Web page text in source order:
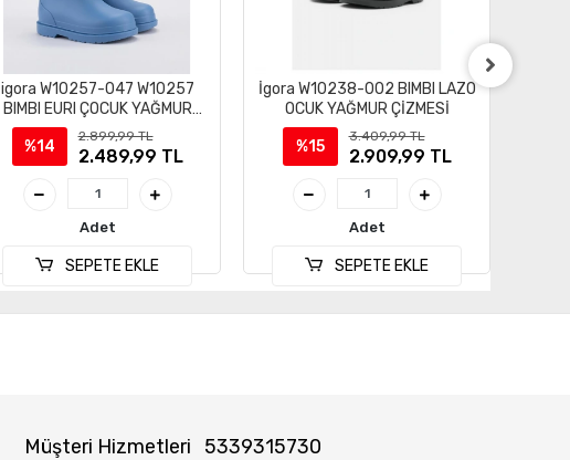
igora W10257-047 W10257
BIMBI EURI ÇOCUK YAĞMUR
ÇİZMESi BOTU
%14
2.899,99 TL
2.489,99 TL
Adet
SEPETE EKLE
İgora W10238-002 BIMBI LAZO
OCUK YAĞMUR ÇİZMESİ
%15
3.409,99 TL
2.909,99 TL
Adet
SEPETE EKLE
Müşteri Hizmetleri 5339315730